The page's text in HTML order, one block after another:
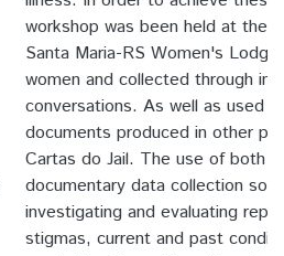
workshop was been held at the
Santa Maria-RS Women's
women and collected through
conversations. As well as used
documents produced in other
Cartas do Jail. The use of both
documentary data collection
investigating and evaluating
stigmas, current and past